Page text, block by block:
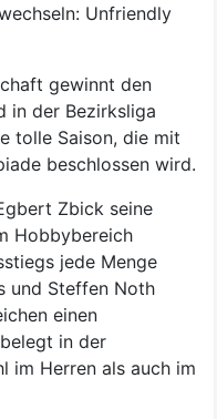
Unfriendly
gewinnt den
in der Bezirksliga
tolle Saison, die mit
beschlossen wird.
Zbick seine
Hobbybereich
jede Menge
und Steffen Noth
einen
in der
im Herren als auch im